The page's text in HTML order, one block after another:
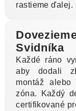
rastieme ďalej.
Svidníka
Každé ráno
aby dodali
montáž
zóna. Každý
certifikované